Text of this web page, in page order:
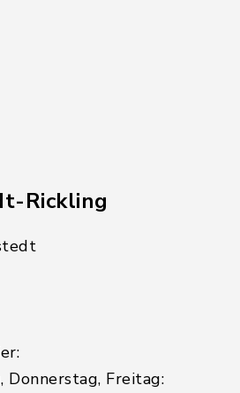
Rickling
Donnerstag, Freitag: